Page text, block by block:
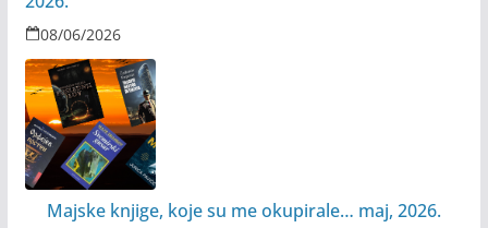
08/06/2026
Majske knjige, koje su me okupirale… maj, 2026.